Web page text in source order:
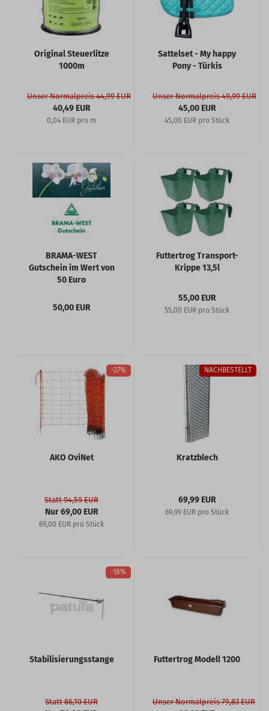
Original Steuerlitze
1000m
Unser Normalpreis 44,99 EUR
40,49 EUR
0,04 EUR pro m
Sattelset - My happy
Pony - Türkis
Unser Normalpreis 49,99 EUR
45,00 EUR
45,00 EUR pro Stück
BRAMA-WEST
Gutschein im Wert von
50 Euro
50,00 EUR
Futtertrog Transport-
Krippe 13,5l
55,00 EUR
55,00 EUR pro Stück
-27%
AKO OviNet
Statt 94,59 EUR
Nur 69,00 EUR
69,00 EUR pro Stück
NACHBESTELLT
Kratzblech
69,99 EUR
69,99 EUR pro Stück
-18%
Stabilisierungsstange
Statt 86,10 EUR
Futtertrog Modell 1200
Unser Normalpreis 79,83 EUR